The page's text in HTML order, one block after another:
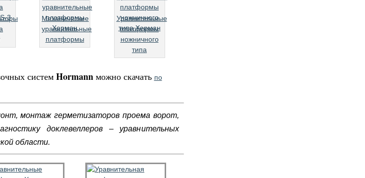
Механические
уравнительные
платформы
Уравнительные
платформы
ножничного
типа
систем Hormannможно скачать по
монтаж герметизаторов проема ворот,
доклевеллеров – уравнительных
области.